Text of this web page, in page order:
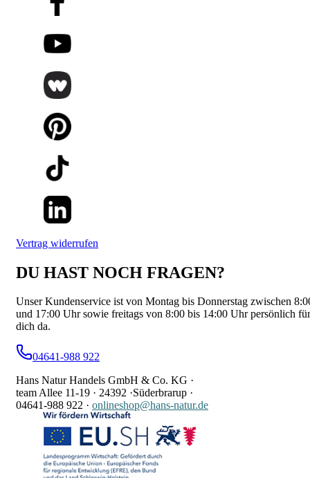
Vertrag widerrufen
DU HAST NOCH FRAGEN?
Unser Kundenservice ist von Montag bis Donnerstag zwischen
und 17:00 Uhr sowie freitags von 8:00 bis 14:00 Uhr persönlich für
dich da.
04641-988 922
Hans Natur Handels GmbH & Co. KG ·
team Allee 11-19 · 24392 ·Süderbrarup ·
04641-988 922 · onlineshop@hans-natur.de